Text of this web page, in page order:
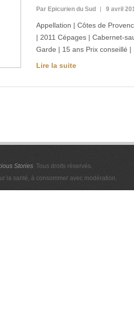
Par Epicurien du Sud 9 avril
Appellation | Côtes de
| 2011 Cépages | Cabernet-
Garde | 15 ans Prix conseillé |
Lire la suite
Stories. Tous droits réservés.
la santé, à consommer avec modération.